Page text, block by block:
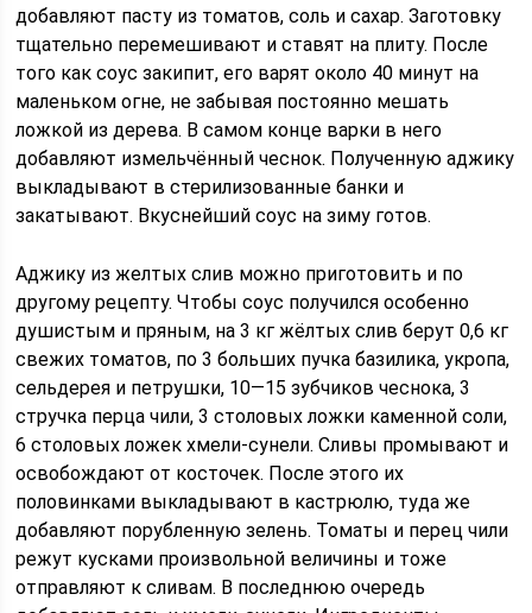
добавляют пасту из томатов, соль и сахар. Заготовку
тщательно перемешивают и ставят на плиту. После
того как соус закипит, его варят около 40 минут на
маленьком огне, не забывая постоянно мешать
ложкой из дерева. В самом конце варки в него
добавляют измельчённый чеснок. Полученную аджику
выкладывают в стерилизованные банки и
закатывают. Вкуснейший соус на зиму готов.
Аджику из желтых слив можно приготовить и по
другому рецепту. Чтобы соус получился особенно
душистым и пряным, на 3 кг жёлтых слив берут 0,6 кг
свежих томатов, по 3 больших пучка базилика, укропа,
сельдерея и петрушки, 10—15 зубчиков чеснока, 3
стручка перца чили, 3 столовых ложки каменной соли,
6 столовых ложек хмели-сунели. Сливы промывают и
освобождают от косточек. После этого их
половинками выкладывают в кастрюлю, туда же
добавляют порубленную зелень. Томаты и перец чили
режут кусками произвольной величины и тоже
отправляют к сливам. В последнюю очередь